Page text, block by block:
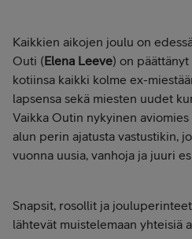
Kaikkien aikojen joulu on
Outi (Elena Leeve) on
kotiinsa kaikki kolme ex-
lapsensa sekä miesten uudet
Vaikka Outin nykyinen aviomies
alun perin ajatusta vastustikin,
vuonna uusia, vanhoja ja juuri
Snapsit, rosollit ja
lähtevät muistelemaan yhteisiä